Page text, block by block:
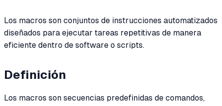
Los macros son conjuntos de instrucciones automatizados
diseñados para ejecutar tareas repetitivas de manera
eficiente dentro de software o scripts.
Definición
Los macros son secuencias predefinidas de comandos,